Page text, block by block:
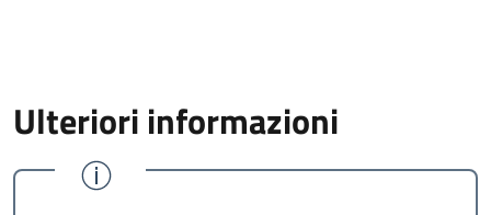
Ulteriori informazioni